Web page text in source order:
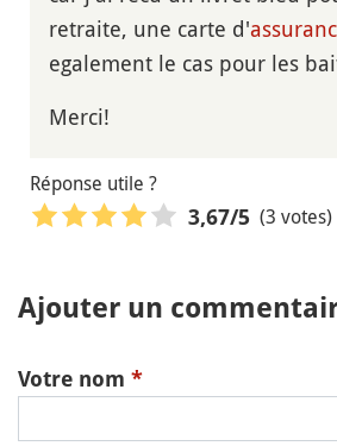
retraite, une carte d'
egalement le cas pour les
Merci!
Réponse utile ?
3,67/5 (3 votes)
Ajouter un
Votre nom *